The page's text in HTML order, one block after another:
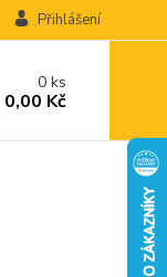
Přihlášení
0ks
0,00 Kč